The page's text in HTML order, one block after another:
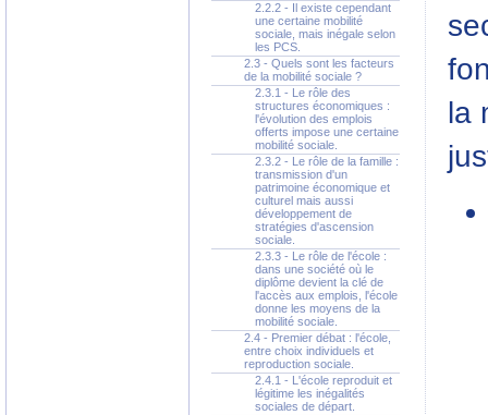
2.2.2 - Il existe cependant
une certaine mobilité
sociale, mais inégale selon
les PCS.
2.3 - Quels sont les facteurs
de la mobilité sociale ?
2.3.1 - Le rôle des
structures économiques :
l'évolution des emplois
offerts impose une certaine
mobilité sociale.
2.3.2 - Le rôle de la famille :
transmission d'un
patrimoine économique et
culturel mais aussi
développement de
stratégies d'ascension
sociale.
2.3.3 - Le rôle de l'école :
dans une société où le
diplôme devient la clé de
l'accès aux emplois, l'école
donne les moyens de la
mobilité sociale.
2.4 - Premier débat : l'école,
entre choix individuels et
reproduction sociale.
2.4.1 - L'école reproduit et
légitime les inégalités
sociales de départ.
la